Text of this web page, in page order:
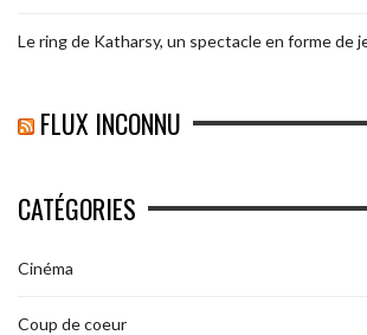
Le ring de Katharsy, un spectacle en forme de
FLUX INCONNU
CATÉGORIES
Cinéma
Coup de coeur